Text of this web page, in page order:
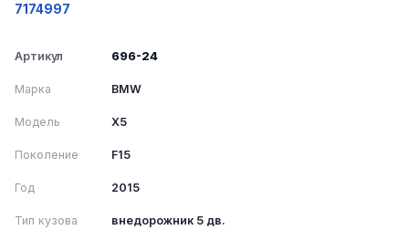
7174997
Артикул 696-24
Марка BMW
Модель X5
Поколение F15
Год 2015
Тип кузова внедорожник 5 дв.